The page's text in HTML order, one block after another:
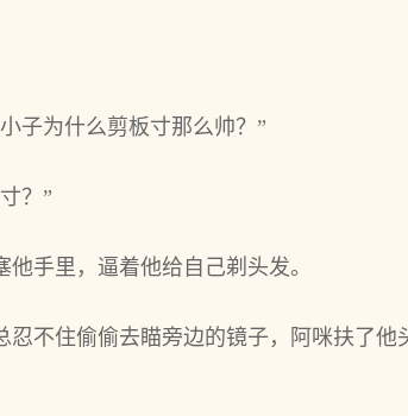
子为什么剪板寸那么帅？”
？”
手里，逼着他给自己剃头发。
不住偷偷去瞄旁边的镜子，阿咪扶了他